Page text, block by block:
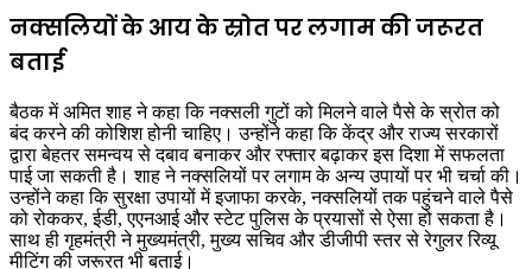
नक्सलियों के आय के स्रोत पर लगाम की जरूरत
बताई
बैठक में अमित शाह ने कहा कि नक्सली गुटों को मिलने वाले पैसे के स्रोत को
बंद करने की कोशिश होनी चाहिए। उन्होंने कहा कि केंद्र और राज्य सरकारों
द्वारा बेहतर समन्वय से दबाव बनाकर और रफ्तार बढ़ाकर इस दिशा में सफलता
पाई जा सकती है। शाह ने नक्सलियों पर लगाम के अन्य उपायों पर भी चर्चा की।
उन्होंने कहा कि सुरक्षा उपायों में इजाफा करके, नक्सलियों तक पहुंचने वाले पैसे
को रोककर, ईडी, एएनआई और स्टेट पुलिस के प्रयासों से ऐसा हो सकता है।
साथ ही गृहमंत्री ने मुख्यमंत्री, मुख्य सचिव और डीजीपी स्तर से रेगुलर रिव्यू
मीटिंग की जरूरत भी बताई।